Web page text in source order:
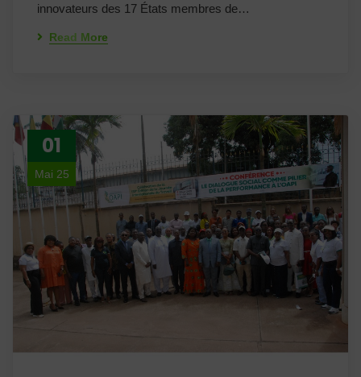
innovateurs des 17 États membres de…
Read More
01
Mai 25